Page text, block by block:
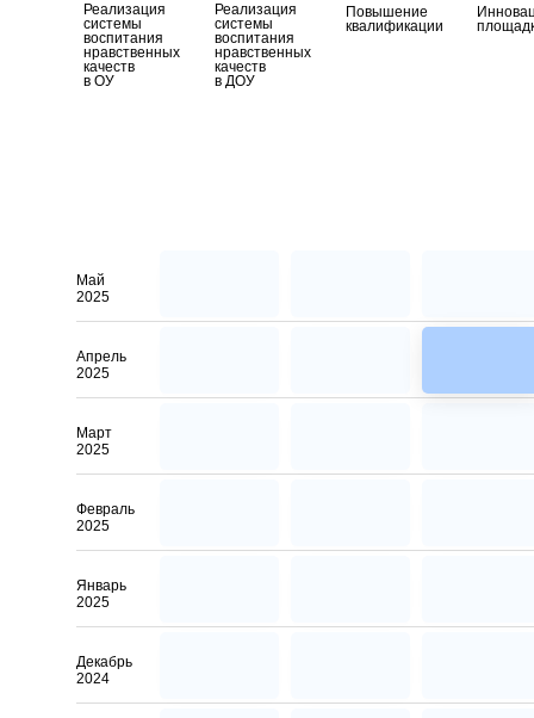
Повышение
квалификации
Реализация
системы
воспитания
нравственных
качеств
в ДОУ
Реализация
системы
воспитания
нравственных
качеств
в ОУ
Декабрь
2024
Январь
2025
Февраль
2025
Март
2025
Май
2025
Апрель
2025